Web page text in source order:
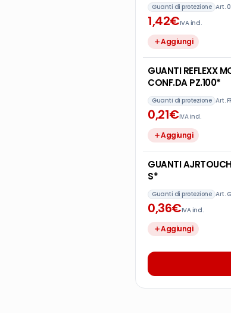
Guanti di protezione Art.
1,42€IVA incl.
Aggiungi
GUANTI REFLEXX
CONF.DA PZ.100*
Guanti di protezione Art.
0,21€IVA incl.
Aggiungi
GUANTI
S*
Guanti di protezione Art.
0,36€IVA incl.
Aggiungi